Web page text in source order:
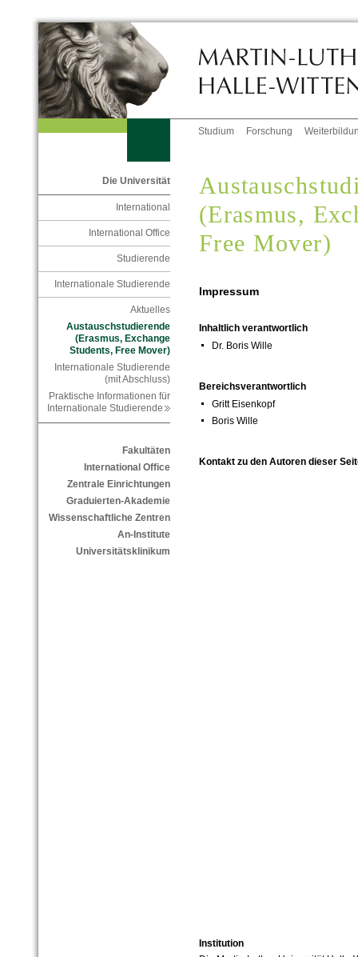
Studium Forschung
Die Universität
International
International Office
Studierende
Internationale Studierende
Aktuelles
Austauschstudierende
(Erasmus, Exchange
Students, Free Mover)
Internationale Studierende
(mit Abschluss)
Praktische Informationen für
Internationale Studierende
Fakultäten
International Office
Zentrale Einrichtungen
Graduierten-Akademie
Wissenschaftliche Zentren
An-Institute
Universitätsklinikum
(Erasmus,
Free Mover)
Impressum
Inhaltlich verantwortlich
Dr. Boris Wille
Bereichsverantwortlich
Gritt Eisenkopf
Boris Wille
Kontakt zu den Autoren dieser
Institution